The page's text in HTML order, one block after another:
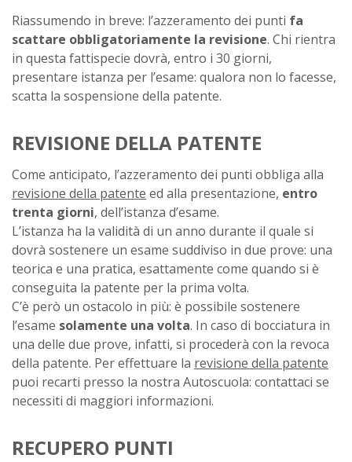
Riassumendo in breve: l’azzeramento dei punti fa
scattare obbligatoriamente la revisione. Chi rientra
in questa fattispecie dovrà, entro i 30 giorni,
presentare istanza per l’esame: qualora non lo facesse,
scatta la sospensione della patente.
REVISIONE DELLA PATENTE
Come anticipato, l’azzeramento dei punti obbliga alla
revisione della patente ed alla presentazione, entro
trenta giorni, dell’istanza d’esame.
L’istanza ha la validità di un anno durante il quale si
dovrà sostenere un esame suddiviso in due prove: una
teorica e una pratica, esattamente come quando si è
conseguita la patente per la prima volta.
C’è però un ostacolo in più: è possibile sostenere
l’esame solamente una volta. In caso di bocciatura in
una delle due prove, infatti, si procederà con la revoca
della patente. Per effettuare la revisione della patente
puoi recarti presso la nostra Autoscuola: contattaci se
necessiti di maggiori informazioni.
RECUPERO PUNTI